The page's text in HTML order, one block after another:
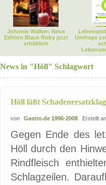
Johnnie Walker: Neue
Edition Black Ruby jetzt
erhältlich
Umfrage
News in "Höll" Schlagwort
Höll läßt
von Gastro.de 1996-2008 Erstellt
Gegen Ende des
Höll durch den
Rindfleisch
Schlagzeilen.